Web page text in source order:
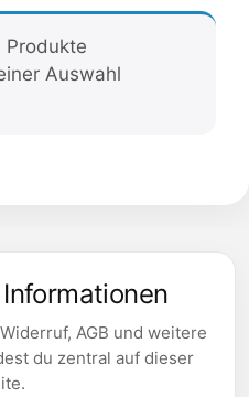
Produkte
Auswahl
AGB und weitere
du zentral auf dieser